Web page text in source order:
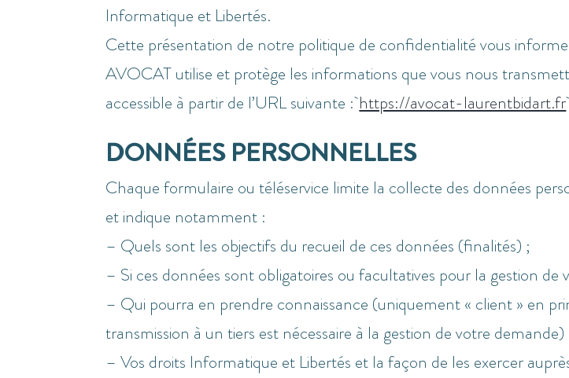
Informatique et Libertés.
Cette présentation de notre politique de confidentialité vous
AVOCAT utilise et protège les informations que vous nous
accessible à partir de l’URL suivante :https://avocat-laurentbidart.fr
DONNÉES PERSONNELLES
Chaque formulaire ou téléservice limite la collecte des données
et indique notamment :
– Quels sont les objectifs du recueil de ces données (finalités) ;
– Si ces données sont obligatoires ou facultatives pour la gestion de
– Qui pourra en prendre connaissance (uniquement « client » en
transmission à un tiers est nécessaire à la gestion de votre demande)
– Vos droits Informatique et Libertés et la façon de les exercer